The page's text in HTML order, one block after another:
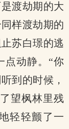
渡劫期的大
样渡劫期的
苏白璟的逃
点动静。“你
到的时候，
望枫林里残
轻轻颤了一